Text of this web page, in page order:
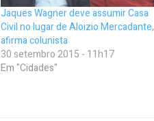
Jaques Wagner deve assumir Casa
Civil no lugar de Aloizio Mercadante,
afirma colunista
30 setembro 2015 - 11h17
Em "Cidades"